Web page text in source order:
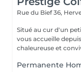
Rue du Bief 36,
Situé au cur d'un
vous accueille
chaleureuse et
Permanente